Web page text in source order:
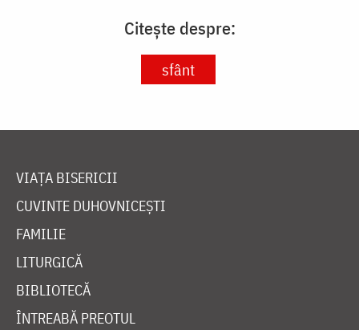
Citește despre:
sfânt
VIAȚA BISERICII
CUVINTE DUHOVNICEȘTI
FAMILIE
LITURGICĂ
BIBLIOTECĂ
ÎNTREABĂ PREOTUL